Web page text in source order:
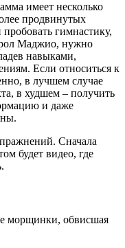
имеет несколько
продвинутых
гимнастику,
Маджио, нужно
навыками,
Если относиться к
в лучшем случае
в худшем – получить
и даже
Сначала
будет видео, где
морщинки, обвисшая